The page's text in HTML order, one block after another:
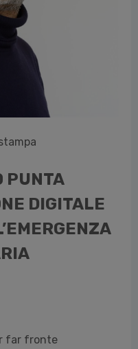
PUNTA
DIGITALE
far fronte